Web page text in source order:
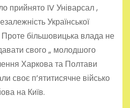
прийнято IV Уніварсал ,
Української
Проте більшовицька влада не
свого „ молодшого
Харкова та Полтави
своє п’ятитисячне військо
на Київ.